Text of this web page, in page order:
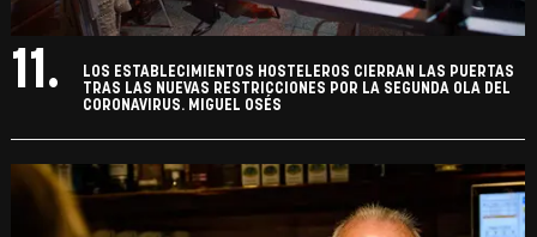
11.
LOS ESTABLECIMIENTOS HOSTELEROS CIERRAN LAS PUERTAS
TRAS LAS NUEVAS RESTRICCIONES POR LA SEGUNDA OLA DEL
CORONAVIRUS. MIGUEL OSÉS